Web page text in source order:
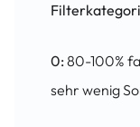
0: 80-100%
sehr wenig